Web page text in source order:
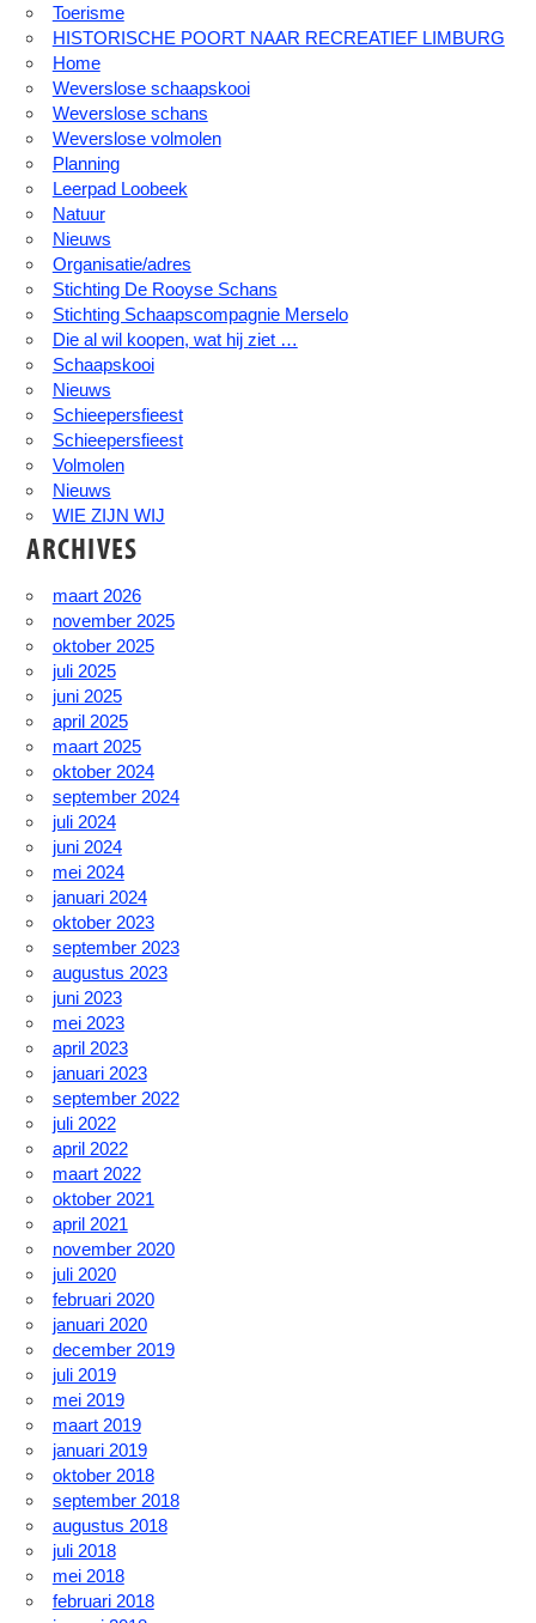
Toerisme
HISTORISCHE POORT NAAR RECREATIEF LIMBURG
Home
Weverslose schaapskooi
Weverslose schans
Weverslose volmolen
Planning
Leerpad Loobeek
Natuur
Nieuws
Organisatie/adres
Stichting De Rooyse Schans
Stichting Schaapscompagnie Merselo
Die al wil koopen, wat hij ziet …
Schaapskooi
Nieuws
Schieepersfieest
Schieepersfieest
Volmolen
Nieuws
WIE ZIJN WIJ
ARCHIVES
maart 2026
november 2025
oktober 2025
juli 2025
juni 2025
april 2025
maart 2025
oktober 2024
september 2024
juli 2024
juni 2024
mei 2024
januari 2024
oktober 2023
september 2023
augustus 2023
juni 2023
mei 2023
april 2023
januari 2023
september 2022
juli 2022
april 2022
maart 2022
oktober 2021
april 2021
november 2020
juli 2020
februari 2020
januari 2020
december 2019
juli 2019
mei 2019
maart 2019
januari 2019
oktober 2018
september 2018
augustus 2018
juli 2018
mei 2018
februari 2018